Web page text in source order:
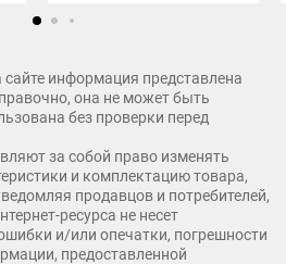
информация представлена
она не может быть
без проверки перед
за собой право изменять
и комплектацию товара,
продавцов и потребителей,
ресурса не несет
и/или опечатки, погрешности
предоставленной